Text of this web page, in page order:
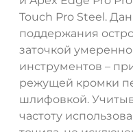
Touch Pro Steel.
поддержания
заточкой
инструментов –
режущей кромки
шлифовкой.
частоту